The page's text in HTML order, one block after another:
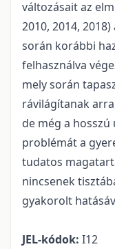
változásait az
2010, 2014,
során korábbi
felhasználva
mely során
rávilágítanak
de még a
problémát a
tudatos
nincsenek
gyakorolt
JEL-kódok: I12